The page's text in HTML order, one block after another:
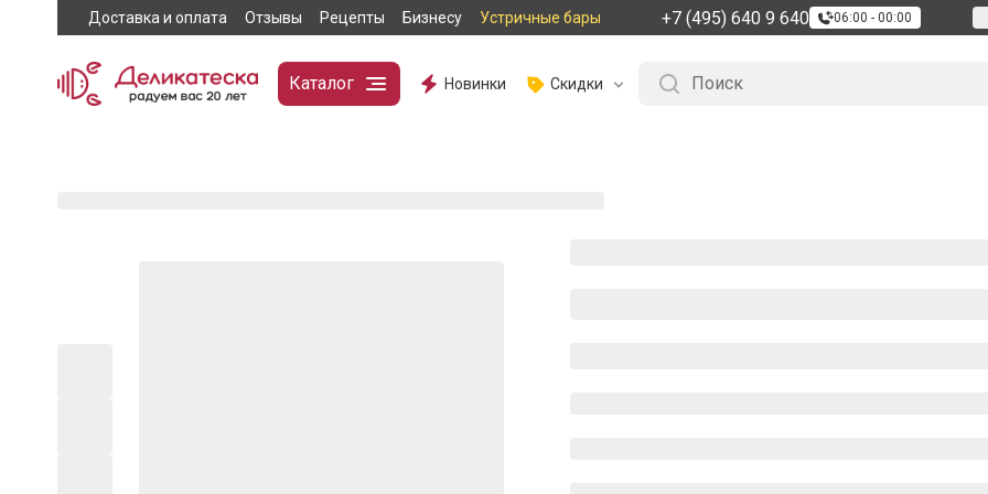
Доставка и оплата Отзывы Рецепты Бизнесу Устричные бары +7 (495) 640 9 640 06:00 - 00:00
Каталог Новинки Скидки